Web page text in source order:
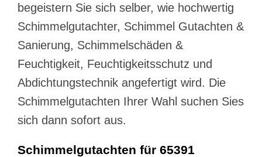
begeistern Sie sich selber, wie hochwertig
Schimmelgutachter, Schimmel Gutachten &
Sanierung, Schimmelschäden &
Feuchtigkeit, Feuchtigkeitsschutz und
Abdichtungstechnik angefertigt wird. Die
Schimmelgutachten Ihrer Wahl suchen Sies
sich dann sofort aus.
Schimmelgutachten für 65391